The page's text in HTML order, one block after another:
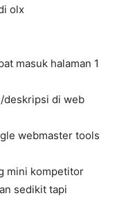
olx
masuk halaman 1
deskripsi di web
webmaster tools
mini kompetitor
sedikit tapi